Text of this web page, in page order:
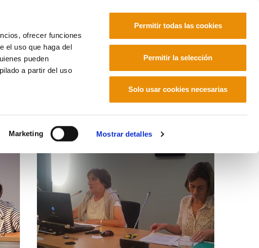
ofrecer funciones
el uso que haga del
pueden
a partir del uso
Marketing Mostrar detalles
Permitir todas las cookies
Permitir la selección
Solo usar cookies necesarias